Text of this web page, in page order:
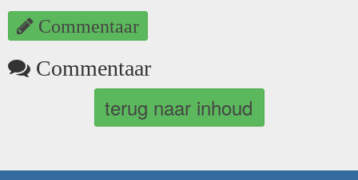
Commentaar
Commentaar
terug naar inhoud